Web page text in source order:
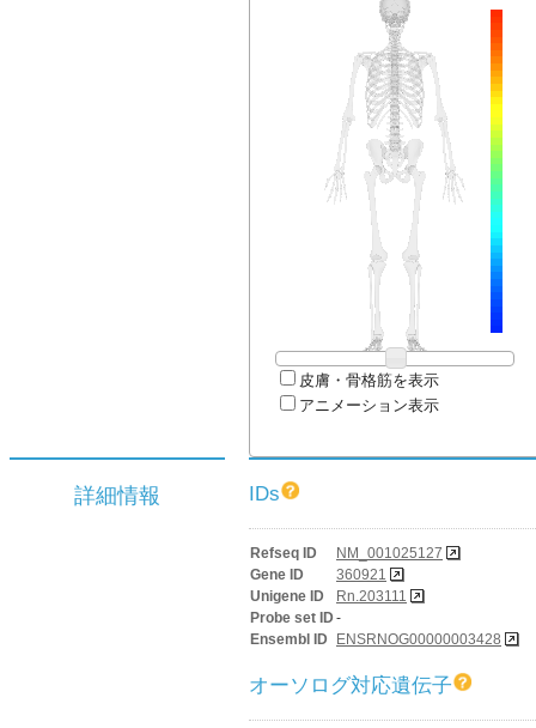
皮膚・骨格筋を表示
アニメーション表示
詳細情報 IDs
Refseq ID
NM_001025127
Gene ID
360921
Unigene ID
Rn.203111
Probe set ID -
Ensembl ID
ENSRNOG00000003428
オーソログ対応遺伝子